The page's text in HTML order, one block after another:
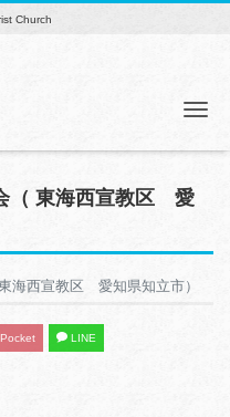
Church
（ 東海西宣教区 愛
海西宣教区 愛知県知立市）
Pocket LINE